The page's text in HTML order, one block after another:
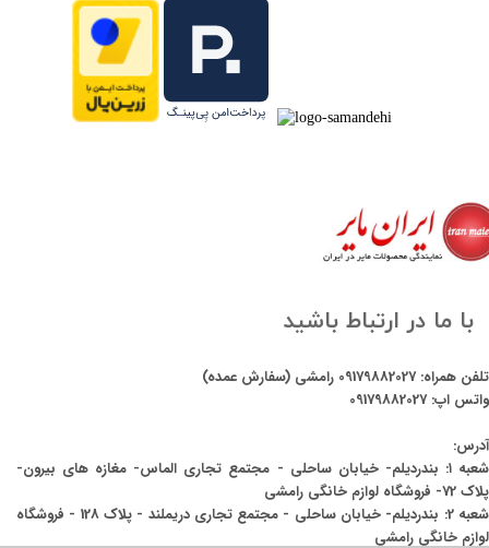
با ما در ارتباط باشید
تلفن همراه: 09179882027 رامشی (سفارش عمده)
واتس اپ: 09179882027
آدرس:
شعبه ۱: بندردیلم- خیابان ساحلی - مجتمع تجاری الماس- مغازه های بیرون-
پلاک 72- فروشگاه لوازم خانگی رامشی
شعبه 2: بندردیلم- خیابان ساحلی - مجتمع تجاری دریملند - پلاک 128 - فروشگاه
لوازم خانگی رامشی